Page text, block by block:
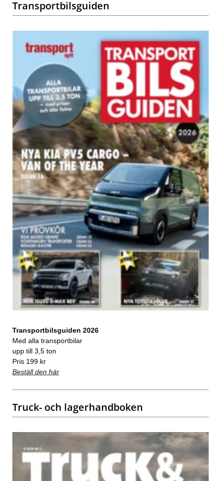
Transportbilsguiden
Transportbilsguiden 2026
Med alla transportbilar
upp till 3,5 ton
Pris 199 kr
Beställ den här
Truck- och lagerhandboken